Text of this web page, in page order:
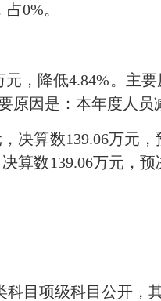
0%。
，降低4.84%。主
原因是：本年度人员
决算数139.06万元
算数139.06万元，
目项级科目公开，